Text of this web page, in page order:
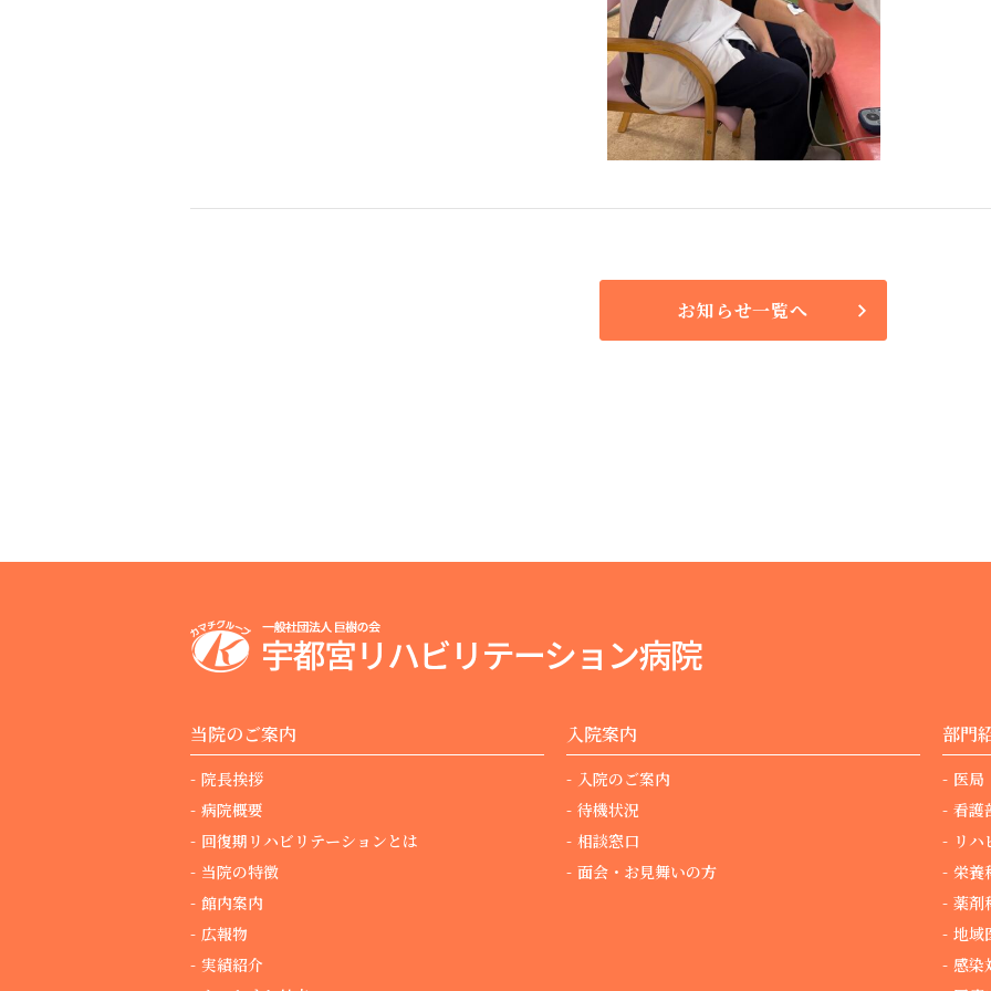
お知らせ一覧へ
当院のご案内
院長挨拶
病院概要
回復期リハビリテーションとは
当院の特徴
館内案内
広報物
実績紹介
入院案内
入院のご案内
待機状況
相談窓口
面会・お見舞いの方
部門
医局
看護
リハ
栄養
薬剤
地域
感染